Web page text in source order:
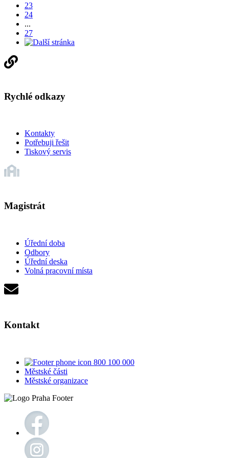
23
24
...
27
Rychlé odkazy
Kontakty
Potřebuji řešit
Tiskový servis
Magistrát
Úřední doba
Odbory
Úřední deska
Volná pracovní místa
Kontakt
800 100 000
Městské části
Městské organizace